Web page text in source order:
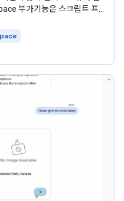
부가기능은 스크립트 프
중점을 두지만 이를 사용하